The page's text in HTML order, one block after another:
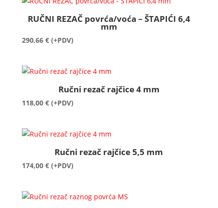
RUČNI REZAČ povrća/voća – ŠTAPIĆI 6,4
mm
290,66 € (+PDV)
Ručni rezač rajčice 4 mm
118,00 € (+PDV)
Ručni rezač rajčice 5,5 mm
174,00 € (+PDV)